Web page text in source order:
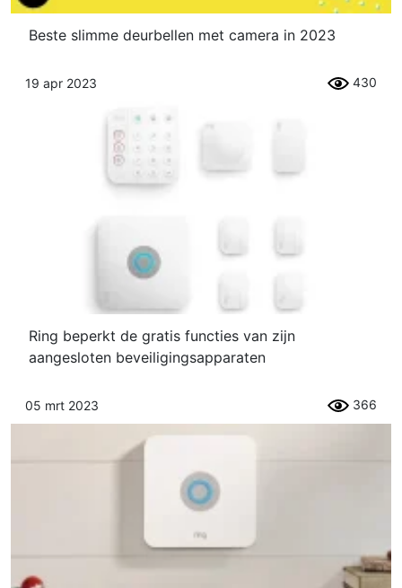
Beste slimme deurbellen met camera in 2023
19 apr 2023 430
Ring beperkt de gratis functies van zijn
aangesloten beveiligingsapparaten
05 mrt 2023 366